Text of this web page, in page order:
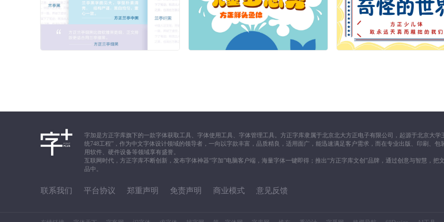
字加是方正字库旗下的一款字体获取工具、字体使用工具、字体管理工具。方正字库隶属于北京北大方正电子有限公司，起源于北京大学
统748工程”，作为中文字体设计领域的领导者，一向以字款丰富，品质精良，适用面广，能迅速满足客户需求，而在专业出版、印刷、
用软件、硬件设备等领域享有盛誉。
互联网时代，方正字库不断创新，发布字体神器“字加”电脑客户端，海量字体一键即得；推出“方正字库文创”品牌，通过创意与智慧，把
品中。
联系我们 平台协议 郑重声明 免责声明 商业模式 意见反馈